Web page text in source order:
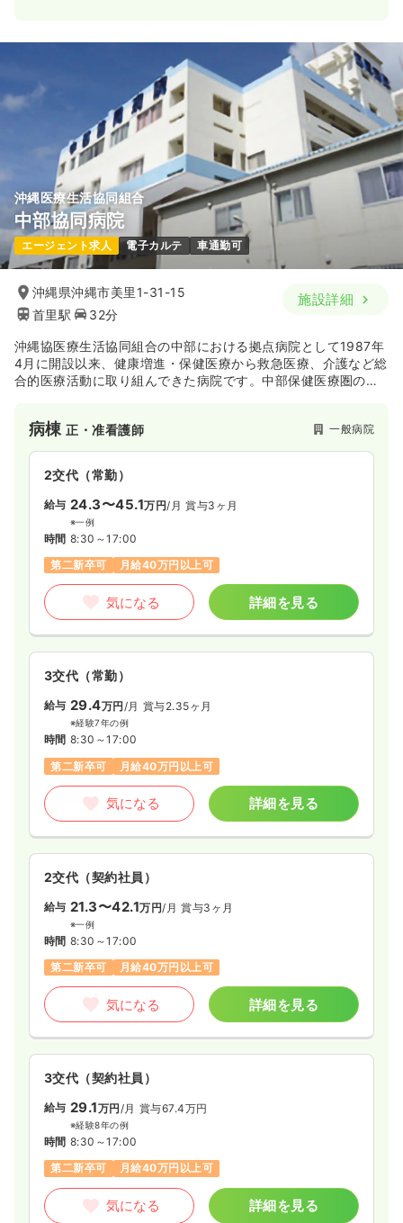
沖縄医療生活協同組合
中部協同病院
エージェント求人 電子カルテ 車通勤可
沖縄県沖縄市美里1-31-15
首里駅
32分
施設詳細
沖縄協医療生活協同組合の中部における拠点病院として1987年
4月に開設以来、健康増進・保健医療から救急医療、介護など総
合的医療活動に取り組んできた病院です。中部保健医療圏の中
宅医療を強化し、病床数の半数以上を地域包括ケア病棟へ再編
しています。今後益々、地域の医療要求に応えていける病院と
して期待が高まっています。
病棟正・准看護師 一般病院
2交代（常勤）
給与 24.3〜45.1万円/月 賞与3ヶ月
※一例
時間 8:30～17:00
第二新卒可
月給40万円以上可
気になる 詳細を見る
3交代（常勤）
給与 29.4万円/月 賞与2.35ヶ月
※経験7年の例
時間 8:30～17:00
第二新卒可
月給40万円以上可
気になる 詳細を見る
2交代（契約社員）
給与 21.3〜42.1万円/月 賞与3ヶ月
※一例
時間 8:30～17:00
第二新卒可
月給40万円以上可
気になる 詳細を見る
3交代（契約社員）
給与 29.1万円/月 賞与67.4万円
※経験8年の例
時間 8:30～17:00
第二新卒可
月給40万円以上可
気になる 詳細を見る